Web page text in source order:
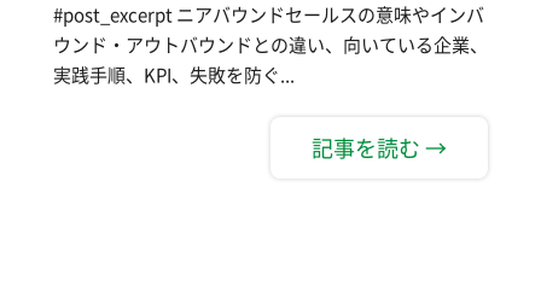
#post_excerpt ニアバウンドセールスの意味やインバ
ウンド・アウトバウンドとの違い、向いている企業、
実践手順、KPI、失敗を防ぐ...
記事を読む →